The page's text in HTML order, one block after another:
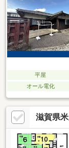
平屋
オール電化
滋賀県